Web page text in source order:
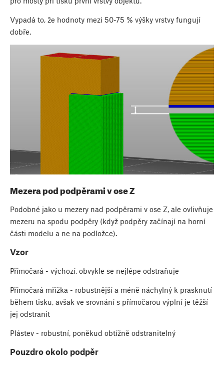
Vypadá to, že hodnoty mezi 50-75 % výšky vrstvy fungují
dobře.
Mezera pod podpěrami v ose Z
Podobné jako u mezery nad podpěrami v ose Z, ale ovlivňuje
mezeru na spodu podpěry (když podpěry začínají na horní
části modelu a ne na podložce).
Vzor
Přímočará - výchozí, obvykle se nejlépe odstraňuje
Přímočará mřížka - robustnější a méně náchylný k prasknutí
během tisku, avšak ve srovnání s přímočarou výplní je těžší
jej odstranit
Plástev - robustní, poněkud obtížně odstranitelný
Pouzdro okolo podpěr